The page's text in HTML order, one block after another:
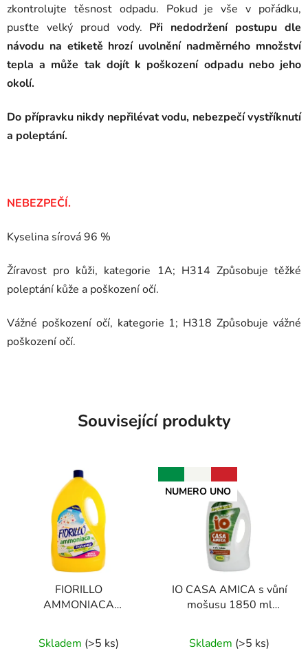
zkontrolujte těsnost odpadu. Pokud je vše v pořádku,
pusťte velký proud vody. Při nedodržení postupu dle
návodu na etiketě hrozí uvolnění nadměrného množství
tepla a může tak dojít k poškození odpadu nebo jeho
okolí.
Do přípravku nikdy nepřilévat vodu, nebezpečí vystříknutí
a poleptání.
NEBEZPEČÍ.
Kyselina sírová 96 %
Žíravost pro kůži, kategorie 1A; H314 Způsobuje těžké
poleptání kůže a poškození očí.
Vážné poškození očí, kategorie 1; H318 Způsobuje vážné
poškození očí.
Související produkty
FIORILLO
AMMONIACA
univerzální čisticí
Skladem (>5 ks)
NUMERO UNO
IO CASA AMICA s vůní
mošusu 1850 ml
Skladem (>5 ks)